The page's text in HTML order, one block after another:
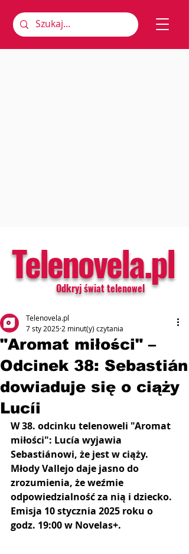
Telenovela.pl
Odkryj świat telenowel
"Aromat miłości" –
Odcinek 38: Sebastián
dowiaduje się o ciąży
Lucíi
Telenovela.pl
7 sty 2025 2 minut(y) czytania
W 38. odcinku telenoweli "Aromat
miłości": Lucía wyjawia
Sebastiánowi, że jest w ciąży.
Młody Vallejo daje jasno do
zrozumienia, że weźmie
odpowiedzialność za nią i dziecko.
Emisja 10 stycznia 2025 roku o
godz. 19:00 w Novelas+.